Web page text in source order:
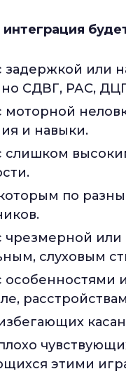
задержкой или
СДВГ, РАС,
моторной
и навыки.
слишком
по
чрезмерной или
слуховым
особенностями
этими